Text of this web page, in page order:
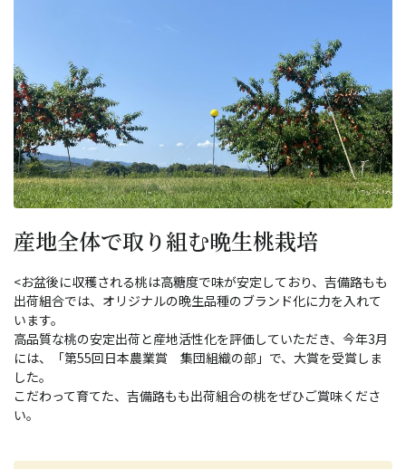
産地全体で取り組む晩生桃栽培
<お盆後に収穫される桃は高糖度で味が安定しており、吉備路もも
出荷組合では、オリジナルの晩生品種のブランド化に力を入れて
います。
高品質な桃の安定出荷と産地活性化を評価していただき、今年3月
には、「第55回日本農業賞 集団組織の部」で、大賞を受賞しま
した。
こだわって育てた、吉備路もも出荷組合の桃をぜひご賞味くださ
い。